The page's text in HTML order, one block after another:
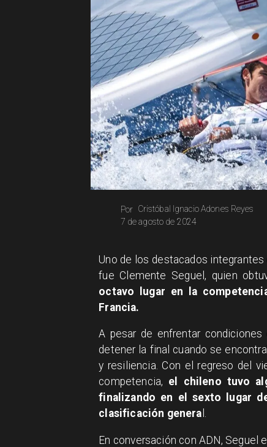
Cristóbal Ignacio Adones Reyes
Por
7 de agosto de 2024
Uno de los destacados
fue Clemente Seguel, quien
octavo lugar en la
Francia.
A pesar de enfrentar
detener la final cuando se
y resiliencia. Con el regreso del
competencia, el chileno tuvo
finalizando en el sexto lugar
clasificación genera l.
En conversación con ADN, Seguel